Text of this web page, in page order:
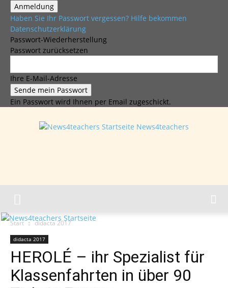
Haben Sie Ihr Passwort vergessen? Hilfe bekommen
Datenschutzerklärung
Passwort-Wiederherstellung
Passwort zurücksetzen
Ihre E-Mail-Adresse
Ein Passwort wird Ihnen per Email zugeschickt.
News4teachers
Start didacta 2017
didacta 2017
HEROLÉ – ihr Spezialist für
Klassenfahrten in über 90